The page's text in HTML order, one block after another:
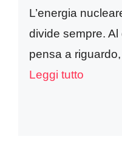
L’energia
divide sempre.
pensa a
Leggi tutto